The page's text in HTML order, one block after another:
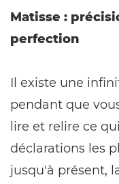
Matisse :
perfection
Il existe une
pendant que
lire et relire ce
déclarations les
jusqu'à présent,